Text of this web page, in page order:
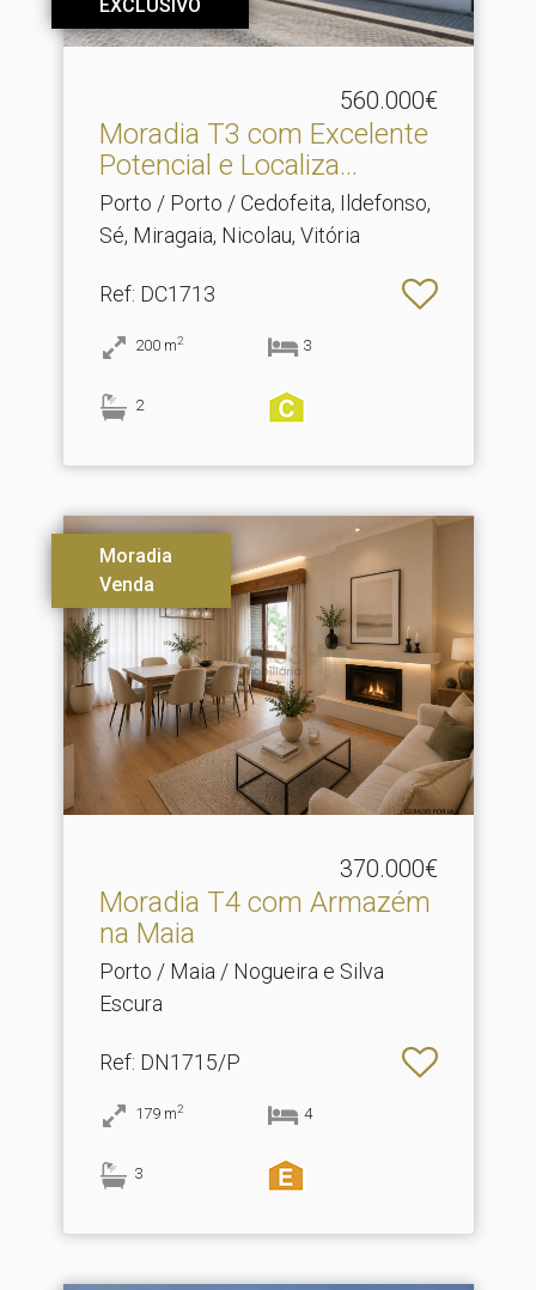
EXCLUSIVO
560.000€
Moradia T3 com Excelente
Potencial e Localiza.​..
Porto / Porto / Cedofeita, Ildefonso,
Sé, Miragaia, Nicolau, Vitória
Ref: DC1713
200 m2 3
2
Moradia
Venda
370.000€
Moradia T4 com Armazém
na Maia
Porto / Maia / Nogueira e Silva
Escura
Ref: DN1715/P
179 m2 4
3